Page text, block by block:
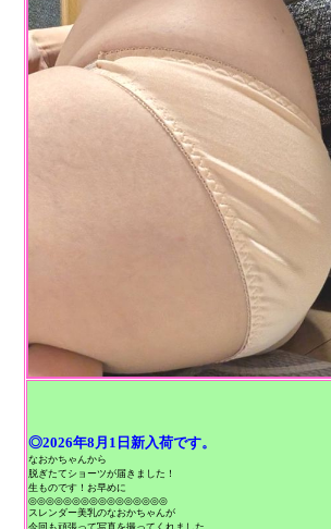
◎2026年8月1日新入荷です。
なおかちゃんから
脱ぎたてショーツが届きました！
生ものです！お早めに
◎◎◎◎◎◎◎◎◎◎◎◎◎◎◎◎
スレンダー美乳のなおかちゃんが
今回も頑張って写真を撮ってくれました、